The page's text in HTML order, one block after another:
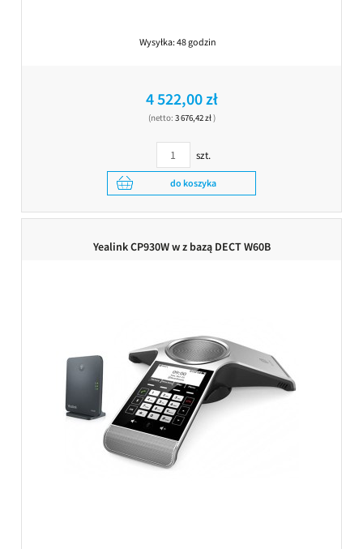
Wysyłka:48 godzin
4 522,00 zł
(netto: 3 676,42 zł)
szt.
do koszyka
Yealink CP930W w z bazą DECT W60B